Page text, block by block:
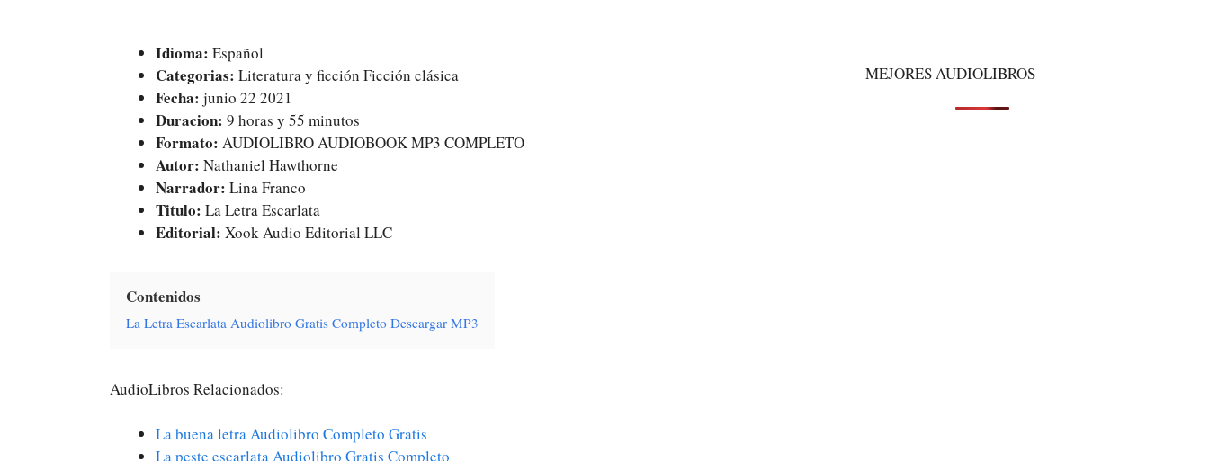
Idioma: Español
Categorias: Literatura y ficción Ficción clásica
Fecha: junio 22 2021
Duracion: 9 horas y 55 minutos
Formato: AUDIOLIBRO AUDIOBOOK MP3 COMPLETO
Autor: Nathaniel Hawthorne
Narrador: Lina Franco
Titulo: La Letra Escarlata
Editorial: Xook Audio Editorial LLC
Contenidos
La Letra Escarlata Audiolibro Gratis Completo Descargar MP3
AudioLibros Relacionados:
La buena letra Audiolibro Completo Gratis
La peste escarlata Audiolibro Gratis Completo
MEJORES AUDIOLIBROS